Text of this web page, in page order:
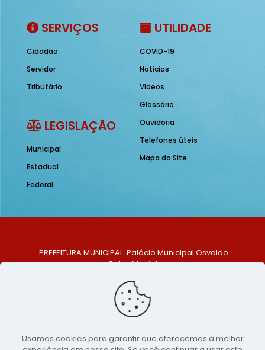
SERVIÇOS
Cidadão
Servidor
Tributário
LEGISLAÇÃO
Municipal
Estadual
Federal
UTILIDADE
COVID-19
Notícias
Vídeos
Glossário
Ouvidoria
Telefones úteis
Mapa do Site
PREFEITURA MUNICIPAL: Palácio Municipal Osvaldo
Celso Maciel
Centro, São Bento do Una - PE. CEP: 553370-128
TELEFONE: (81) 99548-1569
E-MAIL: ouvidoria@saobentodouna.pe.gov.br
Usamos cookies para garantir que oferecemos a melhor